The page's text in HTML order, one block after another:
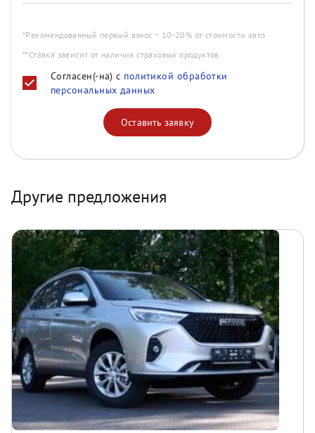
*Рекомендованный первый взнос ~ 10-20% от стоимости авто
**Ставка зависит от наличия страховых продуктов
Согласен(-на) с политикой обработки
персональных данных
Оставить заявку
Другие предложения